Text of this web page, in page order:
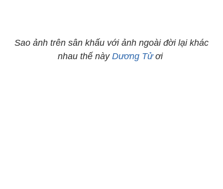
Sao ảnh trên sân khấu với ảnh ngoài đời lại khác
nhau thế này Dương Tửơi